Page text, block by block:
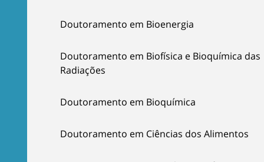
Doutoramento em Bioenergia
Doutoramento em Biofísica e Bioquímica das
Radiações
Doutoramento em Bioquímica
Doutoramento em Ciências dos Alimentos